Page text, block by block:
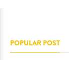
POPULAR POST